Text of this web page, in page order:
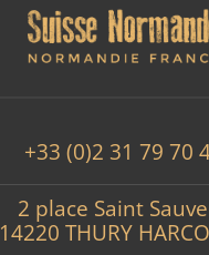
+33 (0)2 31 79 70
2 place Saint
14220 THURY